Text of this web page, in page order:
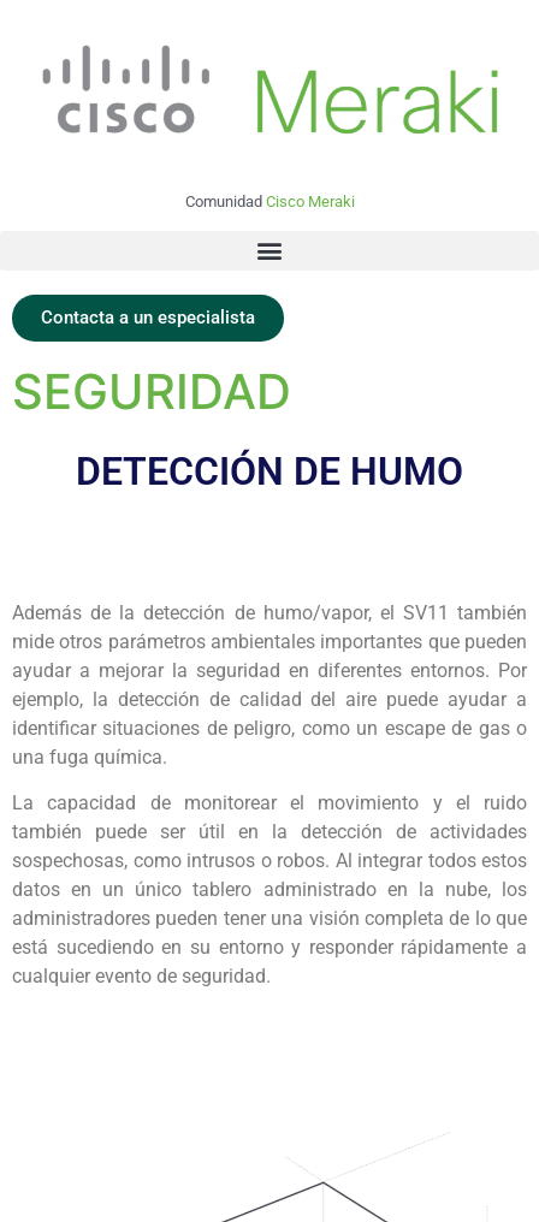
Comunidad Cisco Meraki
Contacta a un especialista
SEGURIDAD
DETECCIÓN DE HUMO
Además de la detección de humo/vapor, el SV11 también
mide otros parámetros ambientales importantes que pueden
ayudar a mejorar la seguridad en diferentes entornos. Por
ejemplo, la detección de calidad del aire puede ayudar a
identificar situaciones de peligro, como un escape de gas o
una fuga química.
La capacidad de monitorear el movimiento y el ruido
también puede ser útil en la detección de actividades
sospechosas, como intrusos o robos. Al integrar todos estos
datos en un único tablero administrado en la nube, los
administradores pueden tener una visión completa de lo que
está sucediendo en su entorno y responder rápidamente a
cualquier evento de seguridad.